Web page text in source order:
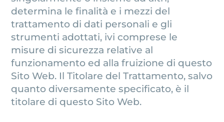
determina le finalità e i mezzi del
trattamento di dati personali e gli
strumenti adottati, ivi comprese le
misure di sicurezza relative al
funzionamento ed alla fruizione di questo
Sito Web. Il Titolare del Trattamento, salvo
quanto diversamente specificato, è il
titolare di questo Sito Web.